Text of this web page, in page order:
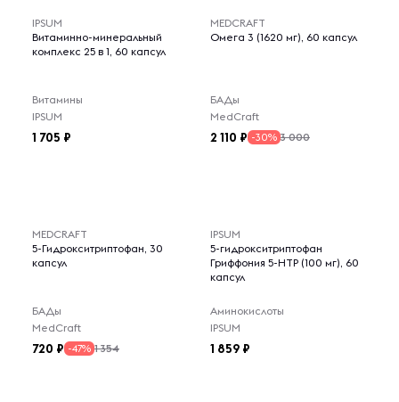
IPSUM
Витаминно-минеральный
комплекс 25 в 1, 60 капсул
Витамины
IPSUM
1 705
MEDCRAFT
Омега 3 (1620 мг), 60 капсул
БАДы
MedCraft
2 110 -30% 3 000
MEDCRAFT
5-Гидрокситриптофан, 30
капсул
БАДы
MedCraft
720 -47% 1 354
IPSUM
5-гидрокситриптофан
Гриффония 5-НТР (100 мг), 60
капсул
Аминокислоты
IPSUM
1 859